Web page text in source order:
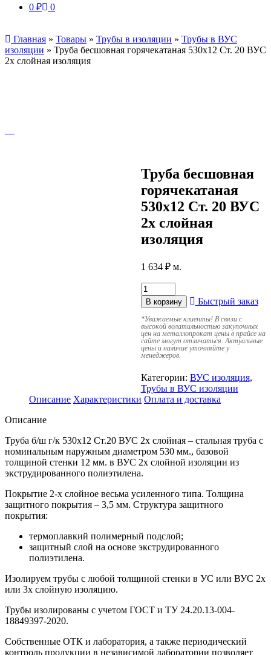
0 ₽ 0
Главная » Товары » Трубы в изоляции » Трубы в ВУС
изоляции » Труба бесшовная горячекатаная 530х12 Ст. 20 ВУС
2х слойная изоляция
Труба бесшовная
горячекатаная
530х12 Ст. 20 ВУС
2х слойная
изоляция
1 634 ₽ м.
В корзину Быстрый заказ
*Уважаемые клиенты! В связи с
высокой волатильностью закупочных
цен на металлопрокат цены в прайсе на
сайте могут отличаться. Актуальные
цены и наличие уточняйте у
менеджеров.
Категории: ВУС изоляция,
Трубы в ВУС изоляции
Описание Характеристики Оплата и доставка
Описание
Труба б/ш г/к 530х12 Ст.20 ВУС 2х слойная – стальная труба с
номинальным наружным диаметром 530 мм., базовой
толщиной стенки 12 мм. в ВУС 2х слойной изоляции из
экструдированного полиэтилена.
Покрытие 2-х слойное весьма усиленного типа. Толщина
защитного покрытия – 3,5 мм. Структура защитного
покрытия:
термоплавкий полимерный подслой;
защитный слой на основе экструдированного
полиэтилена.
Изолируем трубы с любой толщиной стенки в УС или ВУС 2х
или 3х слойную изоляцию.
Трубы изолированы с учетом ГOCT и TУ 24.20.13-004-
18849397-2020.
Собственные ОТК и лаборатория, а также периодический
контроль продукции в независимой лаборатории позволяет